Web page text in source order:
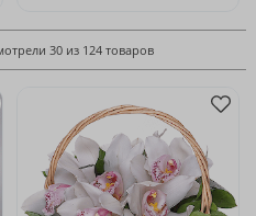
30 из 124 товаров